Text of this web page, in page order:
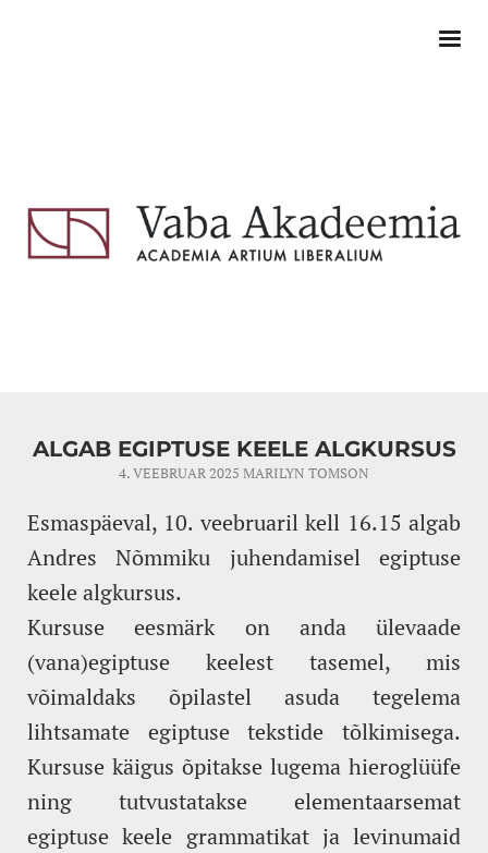
ALGAB EGIPTUSE KEELE ALGKURSUS
4. VEEBRUAR 2025 MARILYN TOMSON
Esmaspäeval, 10. veebruaril kell 16.15 algab
Andres Nõmmiku juhendamisel egiptuse
keele algkursus.
Kursuse eesmärk on anda ülevaade
(vana)egiptuse keelest tasemel, mis
võimaldaks õpilastel asuda tegelema
lihtsamate egiptuse tekstide tõlkimisega.
Kursuse käigus õpitakse lugema hieroglüüfe
ning tutvustatakse elementaarsemat
egiptuse keele grammatikat ja levinumaid